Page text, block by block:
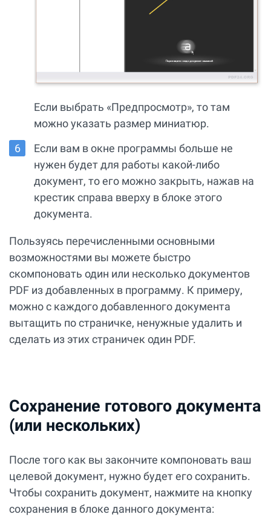
Если выбрать «Предпросмотр», то там
можно указать размер миниатюр.
Если вам в окне программы больше не
нужен будет для работы какой-либо
документ, то его можно закрыть, нажав на
крестик справа вверху в блоке этого
документа.
Пользуясь перечисленными основными
возможностями вы можете быстро
скомпоновать один или несколько документов
PDF из добавленных в программу. К примеру,
можно с каждого добавленного документа
вытащить по страничке, ненужные удалить и
сделать из этих страничек один PDF.
Сохранение готового документа
(или нескольких)
После того как вы закончите компоновать ваш
целевой документ, нужно будет его сохранить.
Чтобы сохранить документ, нажмите на кнопку
сохранения в блоке данного документа: